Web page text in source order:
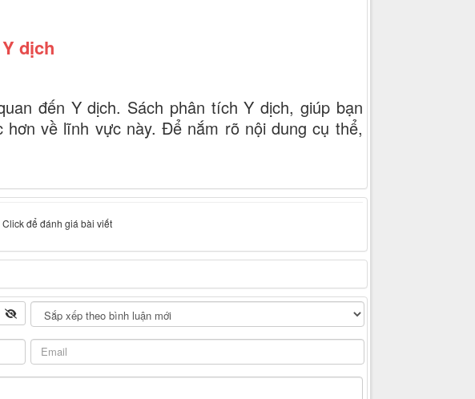
Y dịch
đến Y dịch. Sách phân tích Y dịch, giúp bạn
về lĩnh vực này. Để nắm rõ nội dung cụ thể,
Click để đánh giá bài viết